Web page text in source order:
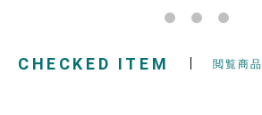
CHECKED ITEM 閲覧商品